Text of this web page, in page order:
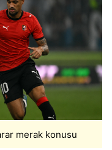
merak konusu